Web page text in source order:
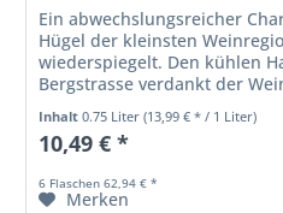
Ein abwechslungsreicher
Hügel der kleinsten
wiederspiegelt. Den kühlen
Bergstrasse verdankt der
ihn, gepaart mit dem
Inhalt0.75 Liter(13,99 € * / 1 Liter)
10,49 € *
6 Flaschen 62,94 € *
Merken